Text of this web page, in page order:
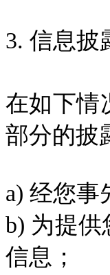
3. 信息披
在如下情
部分的披
a) 经您事
b) 为提供
信息；